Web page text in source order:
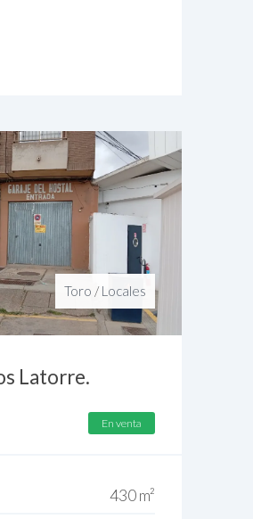
Toro /Locales
Latorre.
En venta
430 m²